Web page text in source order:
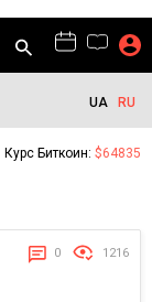
UA RU
Курс Биткоин: $64835
0 1216